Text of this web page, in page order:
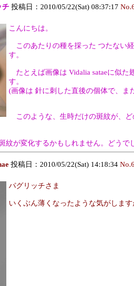
チ投稿日：2010/05/22(Sat) 08:37:17
こんにちは。
このあたりの種を採った つたない
す。
たとえば画像は Vidalia sataeに似た
す。
(画像は 針に刺した直後の個体で、ま
このような、生時だけの斑紋が、ど
紋が変化するかもしれません。どうで
投稿日：2010/05/22(Sat) 14:18:34
パグリッチさま
いくぶん薄くなったような気がします